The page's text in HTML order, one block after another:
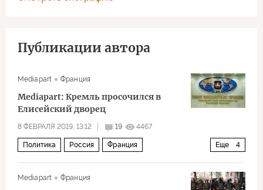
Публикации автора
Mediapart Франция
Mediapart: Кремль просочился в
Елисейский дворец
8 ФЕВРАЛЯ 2019, 13:12 19 4467
Еще 4
Политика Россия Франция
Mediapart Франция